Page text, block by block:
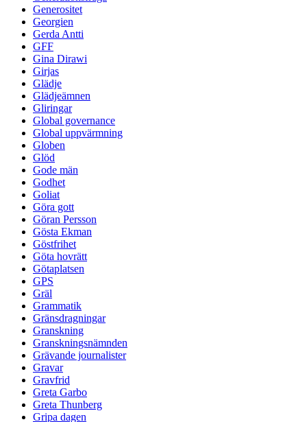
Generositet
Georgien
Gerda Antti
GFF
Gina Dirawi
Girjas
Glädje
Glädjeämnen
Gliringar
Global governance
Global uppvärmning
Globen
Glöd
Gode män
Godhet
Goliat
Göra gott
Göran Persson
Gösta Ekman
Göstfrihet
Göta hovrätt
Götaplatsen
GPS
Gräl
Grammatik
Gränsdragningar
Granskning
Granskningsnämnden
Grävande journalister
Gravar
Gravfrid
Greta Garbo
Greta Thunberg
Gripa dagen